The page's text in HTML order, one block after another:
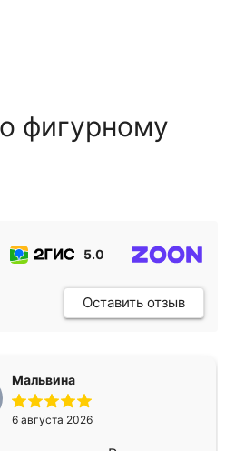
фигурному
5.0
Оставить отзыв
Мальвина
6 августа 2026